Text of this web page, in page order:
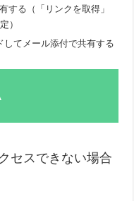
する（「リンクを取得」
）
してメール添付で共有する
セスできない場合